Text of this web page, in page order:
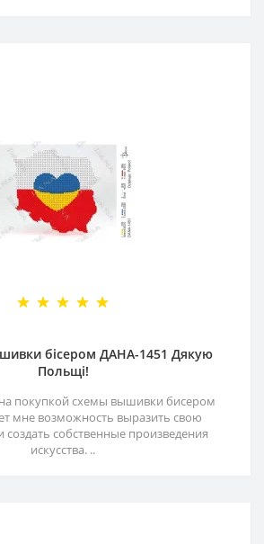
бісером ДАНА-1451 Дякую
Польщі!
покупкой схемы вышивки бисером
мне возможность выразить свою
создать собственные произведения
искусства. ..